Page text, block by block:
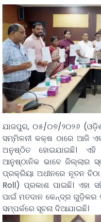
ଯାଜପୁର, ୦୫/୦୭/୨୦୨୬
ସମ୍ମିଳନୀ କକ୍ଷ ଠାରେ ଆଜି
ଅନୁଷ୍ଠିତ ହୋଇଯାଇଛି। ଏହି
ଆନୁଷ୍ଠାନିକ ଭାବେ ଜିଲ୍ଲାର
ପ୍ରକ୍ରିୟା ଅଧୀନରେ ନୂତନ
Roll) ପ୍ରକାଶ ପାଇଛି। ଏହା
ପାଇଁ ମତଦାନ କେନ୍ଦ୍ର ଗୁଡ଼ିକର
ସମ୍ପର୍କରେ ସୂଚନା ଦିଆଯାଇଛି।